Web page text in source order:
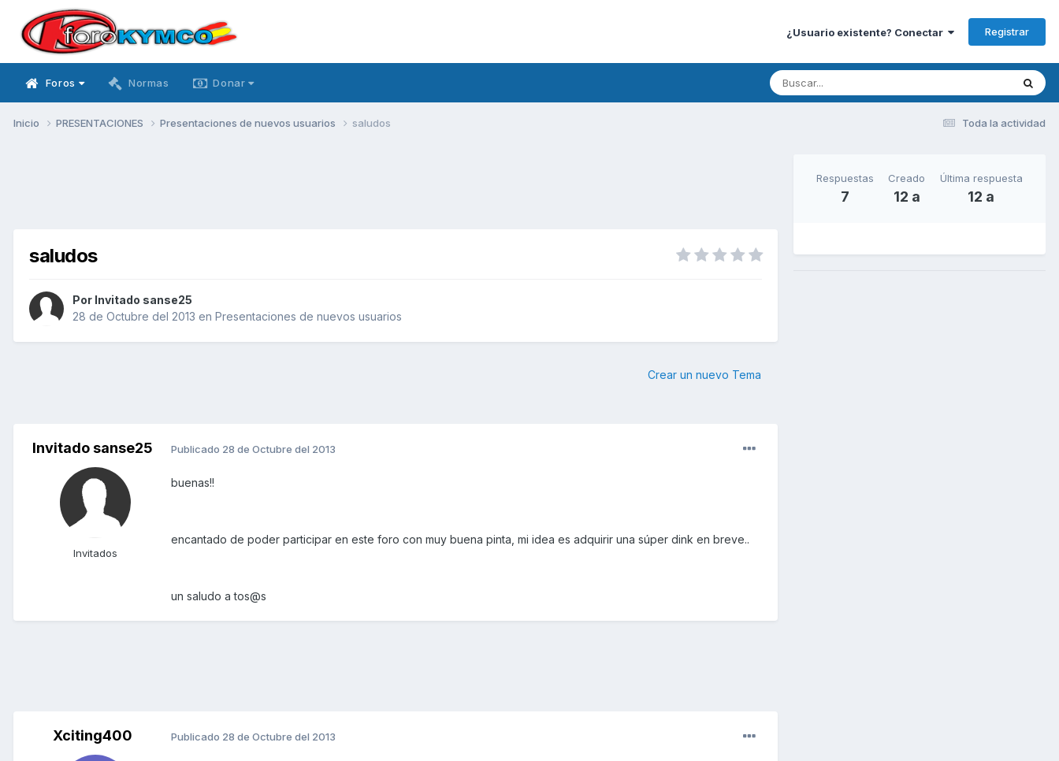
¿Usuario existente? Conectar Registrar
Foros Normas Donar
Toda la actividad
Inicio PRESENTACIONES Presentaciones de nuevos usuarios saludos
saludos
Por Invitado sanse25
28 de Octubre del 2013 en Presentaciones de nuevos usuarios
Crear un nuevo Tema
Invitado sanse25
Invitados
Publicado 28 de Octubre del 2013
buenas!!
encantado de poder participar en este foro con muy buena pinta, mi idea es adquirir una súper dink en breve..
un saludo a tos@s
Xciting400 Publicado 28 de Octubre del 2013
Respuestas
7
Creado
12 a
Última respuesta
12 a